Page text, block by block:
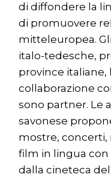
di diffondere la
di promuovere
mitteleuropea.
italo-tedesche,
province italiane,
collaborazione
sono partner. Le
savonese
mostre, concerti,
film in lingua
dalla cineteca